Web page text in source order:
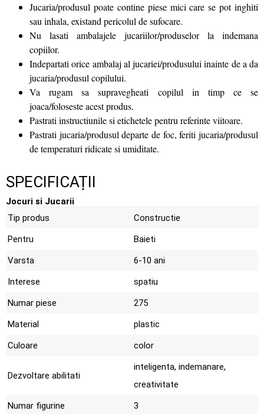
Jucaria/produsul poate contine piese mici care se pot inghiti
sau inhala, existand pericolul de sufocare.
Nu lasati ambalajele jucariilor/produselor la indemana
copiilor.
Indepartati orice ambalaj al jucariei/produsului inainte de a da
jucaria/produsul copilului.
Va rugam sa supravegheati copilul in timp ce se
joaca/foloseste acest produs.
Pastrati instructiunile si etichetele pentru referinte viitoare.
Pastrati jucaria/produsul departe de foc, feriti jucaria/produsul
de temperaturi ridicate si umiditate.
SPECIFICAȚII
Jocuri si Jucarii
Tip produs
Constructie
Pentru
Baieti
Varsta
6-10 ani
Interese
spatiu
Numar piese
275
Material
plastic
Culoare
color
Dezvoltare abilitati
inteligenta, indemanare,
creativitate
Numar figurine
3